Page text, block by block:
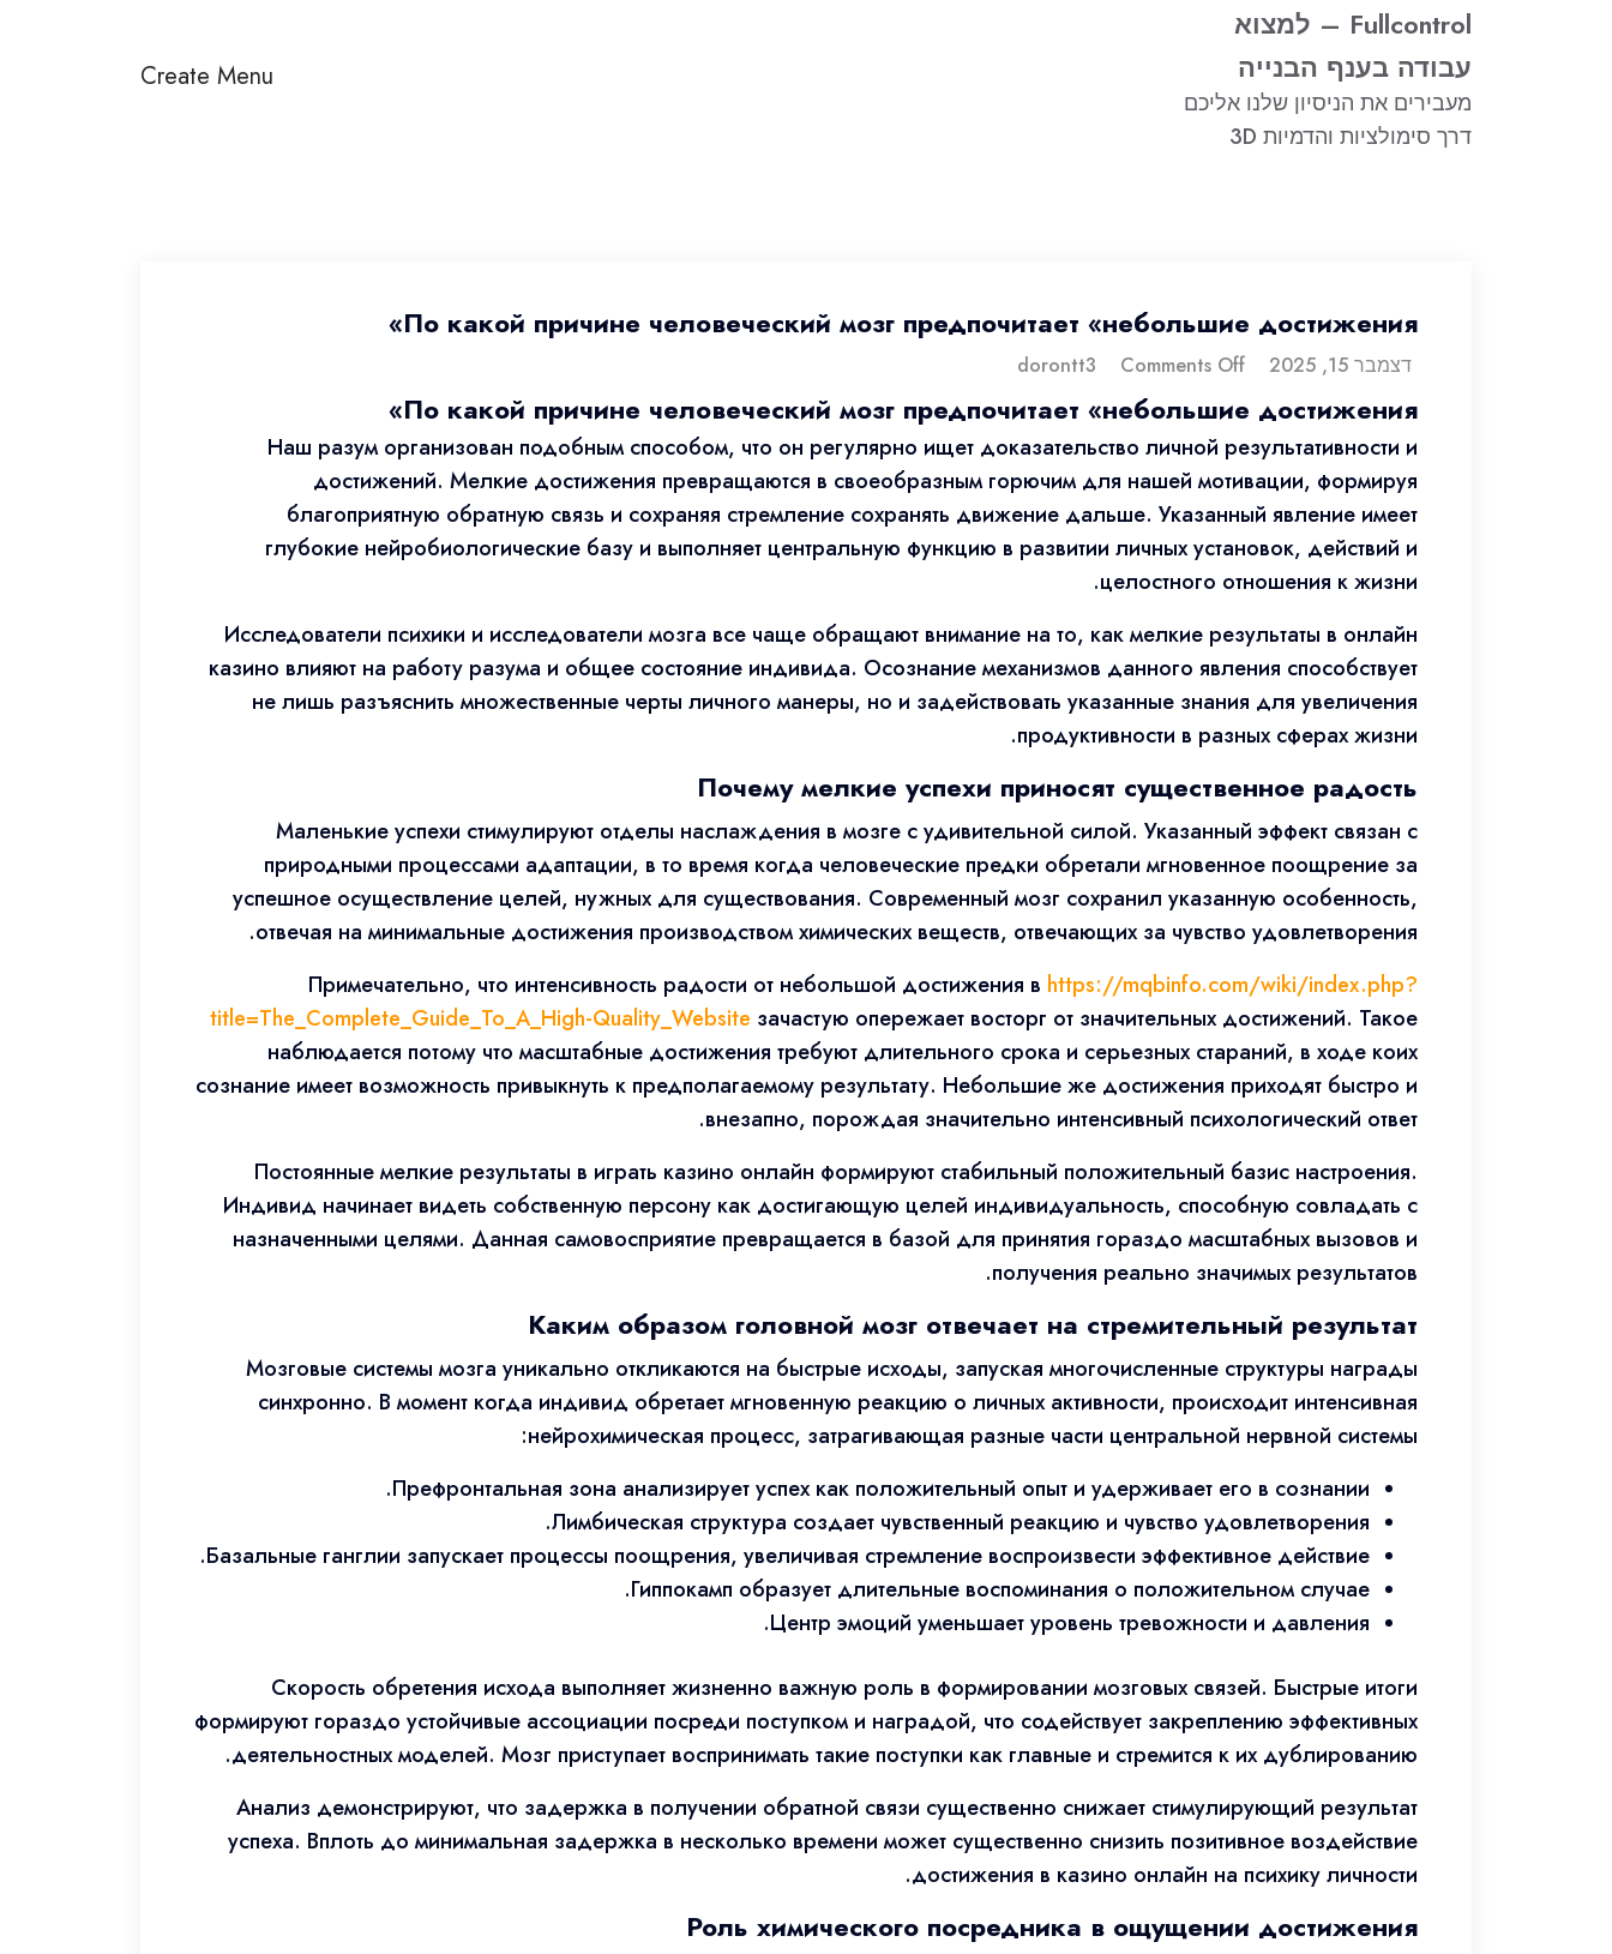
Fullcontrol – למצוא
עבודה בענף הבנייה
מעבירים את הניסיון שלנו אליכם
דרך סימולציות והדמיות 3D
Create Menu
По какой причине человеческий мозг предпочитает «небольшие достижения»
דצמבר 15, 2025 Comments Off
По какой причине человеческий мозг предпочитает «небольшие достижения»
Наш разум организован подобным способом, что он регулярно ищет доказательство личной результативности и
достижений. Мелкие достижения превращаются в своеобразным горючим для нашей мотивации, формируя
благоприятную обратную связь и сохраняя стремление сохранять движение дальше. Указанный явление имеет
глубокие нейробиологические базу и выполняет центральную функцию в развитии личных установок, действий и
целостного отношения к жизни.
Исследователи психики и исследователи мозга все чаще обращают внимание на то, как мелкие результаты в онлайн
казино влияют на работу разума и общее состояние индивида. Осознание механизмов данного явления способствует
не лишь разъяснить множественные черты личного манеры, но и задействовать указанные знания для увеличения
продуктивности в разных сферах жизни.
Почему мелкие успехи приносят существенное радость
Маленькие успехи стимулируют отделы наслаждения в мозге с удивительной силой. Указанный эффект связан с
природными процессами адаптации, в то время когда человеческие предки обретали мгновенное поощрение за
успешное осуществление целей, нужных для существования. Современный мозг сохранил указанную особенность,
отвечая на минимальные достижения производством химических веществ, отвечающих за чувство удовлетворения.
Примечательно, что интенсивность радости от небольшой достижения в https://mqbinfo.com/wiki/index.php?
title=The_Complete_Guide_To_A_High-Quality_Website зачастую опережает восторг от значительных достижений. Такое
наблюдается потому что масштабные достижения требуют длительного срока и серьезных стараний, в ходе коих
сознание имеет возможность привыкнуть к предполагаемому результату. Небольшие же достижения приходят быстро и
внезапно, порождая значительно интенсивный психологический ответ.
Постоянные мелкие результаты в играть казино онлайн формируют стабильный положительный базис настроения.
Индивид начинает видеть собственную персону как достигающую целей индивидуальность, способную совладать с
назначенными целями. Данная самовосприятие превращается в базой для принятия гораздо масштабных вызовов и
получения реально значимых результатов.
Каким образом головной мозг отвечает на стремительный результат
Мозговые системы мозга уникально откликаются на быстрые исходы, запуская многочисленные структуры награды
синхронно. В момент когда индивид обретает мгновенную реакцию о личных активности, происходит интенсивная
нейрохимическая процесс, затрагивающая разные части центральной нервной системы:
Префронтальная зона анализирует успех как положительный опыт и удерживает его в сознании.
Лимбическая структура создает чувственный реакцию и чувство удовлетворения.
Базальные ганглии запускает процессы поощрения, увеличивая стремление воспроизвести эффективное действие.
Гиппокамп образует длительные воспоминания о положительном случае.
Центр эмоций уменьшает уровень тревожности и давления.
Скорость обретения исхода выполняет жизненно важную роль в формировании мозговых связей. Быстрые итоги
формируют гораздо устойчивые ассоциации посреди поступком и наградой, что содействует закреплению эффективных
деятельностных моделей. Мозг приступает воспринимать такие поступки как главные и стремится к их дублированию.
Анализ демонстрируют, что задержка в получении обратной связи существенно снижает стимулирующий результат
успеха. Вплоть до минимальная задержка в несколько времени может существенно снизить позитивное воздействие
достижения в казино онлайн на психику личности.
Роль химического посредника в ощущении достижения